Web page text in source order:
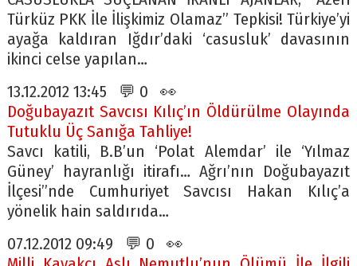
Türküz PKK İle İlişkimiz Olamaz” Tepkisi! Türkiye’yi
ayağa kaldıran Iğdır’daki ‘casusluk’ davasının
ikinci celse yapılan…
13.12.2012 13:45 💬 0 👀
Doğubayazıt Savcısı Kılıç’ın Öldürülme Olayında
Tutuklu Üç Sanığa Tahliye!
Savcı katili, B.B’un ‘Polat Alemdar’ ile ‘Yılmaz
Güney’ hayranlığı itirafı… Ağrı’nın Doğubayazıt
İlçesi”nde Cumhuriyet Savcısı Hakan Kılıç’a
yönelik hain saldırıda…
07.12.2012 09:49 💬 0 👀